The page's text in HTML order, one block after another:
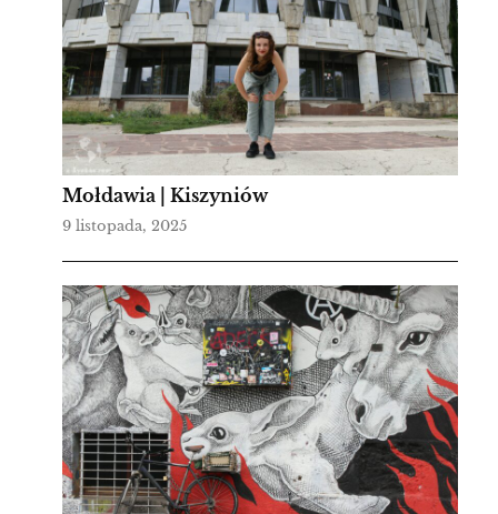
Mołdawia | Kiszyniów
9 listopada, 2025